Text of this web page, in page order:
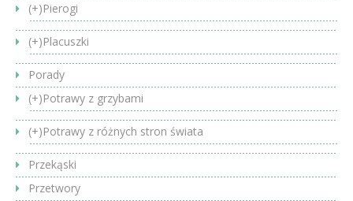
(+)Pierogi
(+)Placuszki
Porady
(+)Potrawy z grzybami
(+)Potrawy z różnych stron świata
Przekąski
Przetwory